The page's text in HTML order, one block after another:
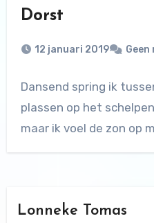
Dorst
12 januari 2019
Dansend spring ik
plassen op het
maar ik voel de zon op
Lonneke Tomas